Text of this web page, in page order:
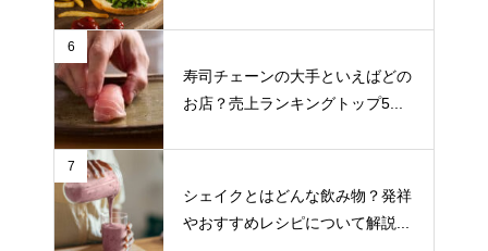
6
寿司チェーンの大手といえばどの
お店？売上ランキングトップ5...
7
シェイクとはどんな飲み物？発祥
やおすすめレシピについて解説...